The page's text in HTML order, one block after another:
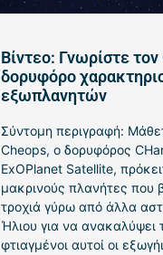
Βίντεο: Γνωρίστε
δορυφόρο
εξωπλανητών
Σύντομη περιγραφή:
Cheops, ο δορυφόρος
ExOPlanet Satellite,
μακρινούς πλανήτες που
τροχιά γύρω από άλλα
Ήλιου για να ανακαλύψει
φτιαγμένοι αυτοί οι